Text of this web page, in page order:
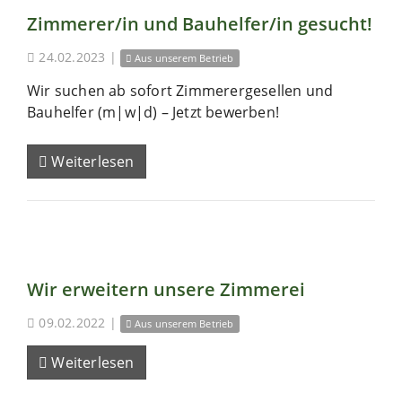
Zimmerer/in und Bauhelfer/in gesucht!
24.02.2023 | Aus unserem Betrieb
Wir suchen ab sofort Zimmerergesellen und
Bauhelfer (m|w|d) – Jetzt bewerben!
Weiterlesen
Wir erweitern unsere Zimmerei
09.02.2022 | Aus unserem Betrieb
Weiterlesen